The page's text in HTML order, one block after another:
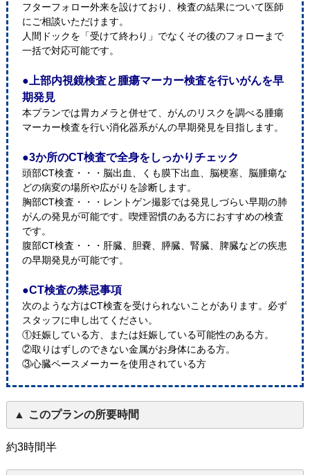
フターフォロー外来を設けており、検査の結果について医師
にご相談いただけます。
人間ドックを「受けて終わり」でなくその後のフォローまで
一括で対応可能です。
●上部内視鏡検査と腫瘍マーカー検査を行いがんを早
期発見
本プランでは胃カメラと併せて、がんのリスクを調べる腫瘍
マーカー検査を行い消化器系がんの早期発見を目指します。
●3か所のCT検査で全身をしっかりチェック
頭部CT検査・・・脳出血、くも膜下出血、脳梗塞、脳腫瘍な
どの病変の場所や広がりを診断します。
胸部CT検査・・・レントゲン撮影では発見しづらい早期の肺
がんの発見が可能です。喫煙習慣のある方におすすめの検査
です。
腹部CT検査・・・肝臓、胆嚢、膵臓、腎臓、脾臓などの疾患
の早期発見が可能です。
●CT検査の禁忌事項
次のような方はCT検査を受けられないことがあります。必ず
スタッフに申し出てください。
①妊娠している方、または妊娠している可能性のある方。
②取りはずしのできない金属がお身体にある方。
③心臓ペースメーカーを使用されている方
このプランの所要時間
約3時間半